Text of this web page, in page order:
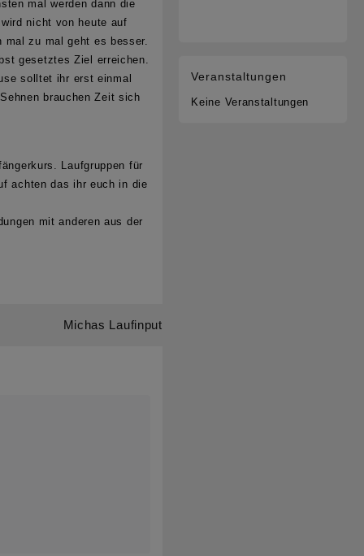
mal werden dann die
nicht von heute auf
mal zu mal geht es besser.
gesetztes Ziel erreichen.
solltet ihr erst einmal
brauchen Zeit sich
Laufgruppen für
achten das ihr euch in die
mit anderen aus der
Michas Laufinput
Veranstaltungen
Keine Veranstaltungen